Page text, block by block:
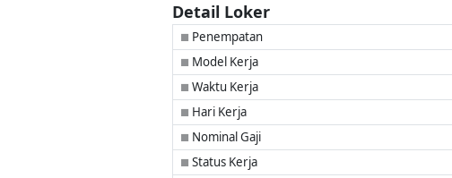
Detail Loker
■ Penempatan
■ Model Kerja
■ Waktu Kerja
■ Hari Kerja
■ Nominal Gaji
■ Status Kerja